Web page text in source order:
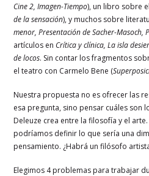
Cine 2, Imagen-Tiempo), un libro sobre
de la sensación), y muchos sobre
menor, Presentación de Sacher-Masoch,
artículos en Crítica y clínica, La isla
de locos. Sin contar los fragmentos
el teatro con Carmelo Bene (
Nuestra propuesta no es ofrecer las
esa pregunta, sino pensar cuáles son
Deleuze crea entre la filosofía y el
podríamos definir lo que sería una
pensamiento. ¿Habrá un filósofo
Elegimos 4 problemas para trabajar